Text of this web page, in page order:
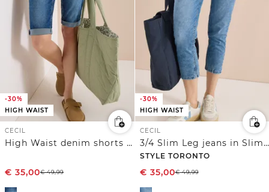
-30%
HIGH WAIST
CECIL
High Waist denim shorts met slanke pijpen in Slim Fit
€ 35,00€49,99
-30%
HIGH WAIST
CECIL
3/4 Slim Leg jeans in Slim Fit
STYLE TORONTO
€ 35,00€49,99